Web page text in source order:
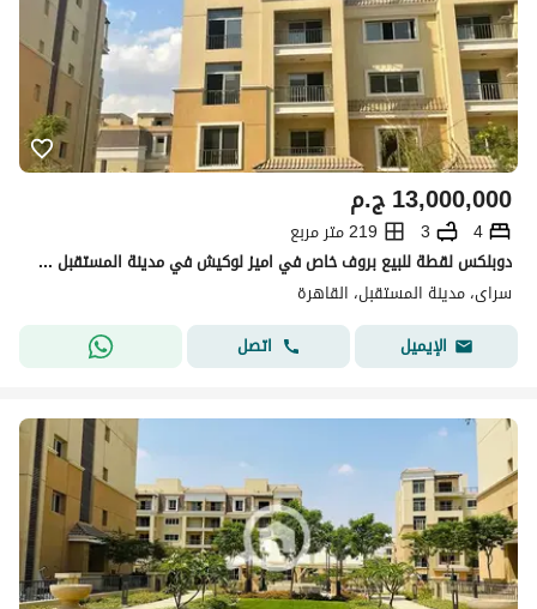
ج.م13,000,000
4
3
219 متر مربع
دوبلكس لقطة للبيع بروف خاص في اميز لوكيش في مدينة المستقبل في كمبوند سراي بجوار مدينتي ودقايق من التجمع الخامس والعاصمة الادارية
سراى، مدينة المستقبل، القاهرة
الإيميل
اتصل